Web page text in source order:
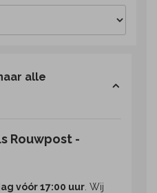
alle
Rouwpost -
vóór 17:00 uur . Wij